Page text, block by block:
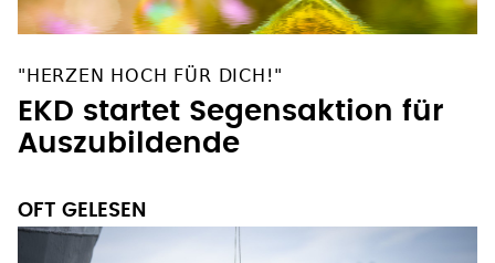
"HERZEN HOCH FÜR DICH!"
EKD startet Segensaktion für
OFT GELESEN